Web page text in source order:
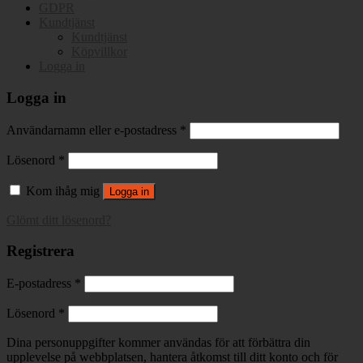
Logga in
Användarnamn eller e-postadress *
Lösenord *
Kom ihåg mig Logga in
Registrera
E-postadress *
Lösenord *
Dina personuppgifter kommer användas för att förbättra din
upplevelse på webbplatsen, hantera åtkomst till ditt konto och för